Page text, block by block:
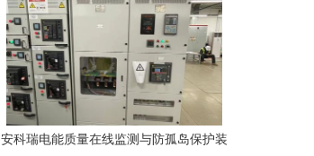
安科瑞电能质量在线监测与防孤岛保护装